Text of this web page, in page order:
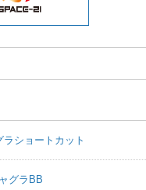
ショートカット
グラBB